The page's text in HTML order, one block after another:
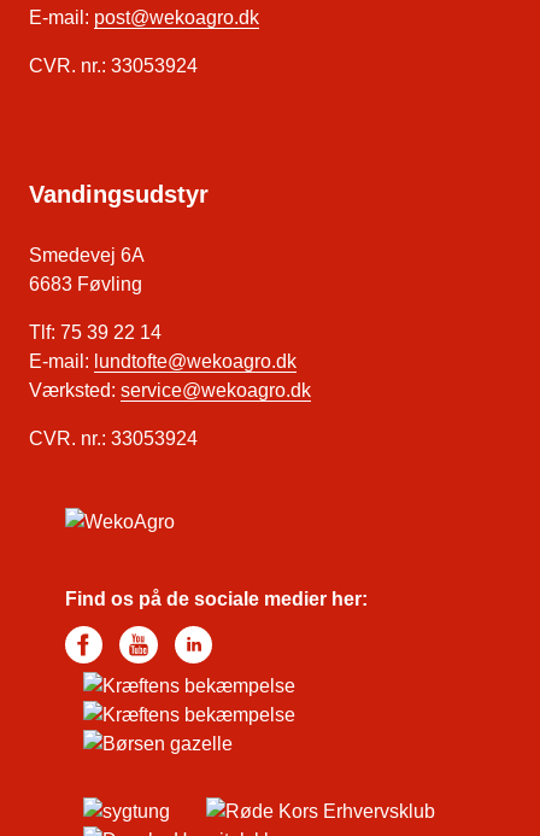
E-mail: post@wekoagro.dk
CVR. nr.: 33053924
Vandingsudstyr
Smedevej 6A
6683 Føvling
Tlf: 75 39 22 14
E-mail: lundtofte@wekoagro.dk
Værksted: service@wekoagro.dk
CVR. nr.: 33053924
Find os på de sociale medier her: